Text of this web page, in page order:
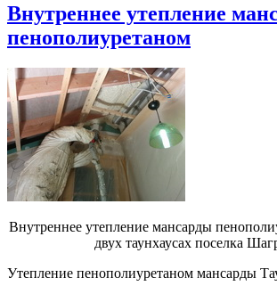
Внутреннее утепление
пенополиуретаном
Внутреннее утепление мансарды
двух таунхаусах поселка
Утепление пенополиуретаном мансарды